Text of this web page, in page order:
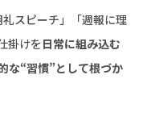
スピーチ」「週報に理
掛けを日常に組み込む
な“習慣”として根づか